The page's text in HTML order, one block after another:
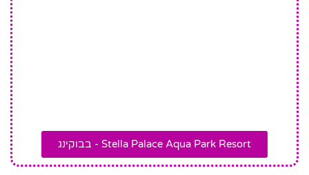
Stella Palace Aqua Park Resort - בבוקינג